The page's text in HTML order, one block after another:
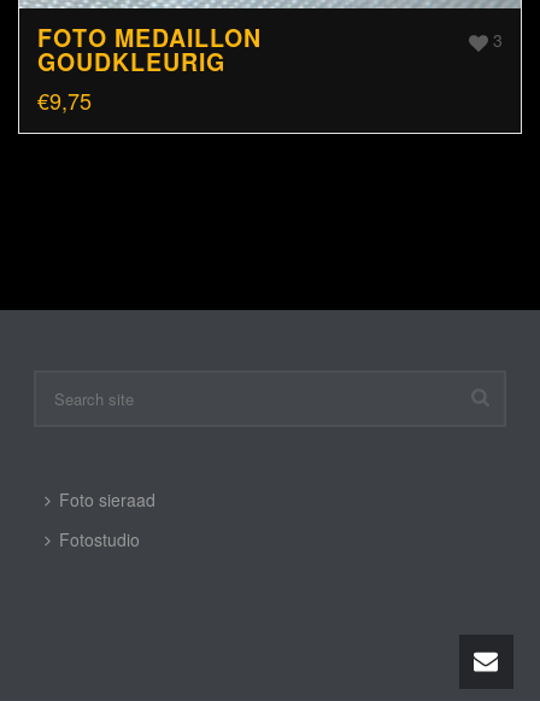
3
FOTO MEDAILLON
GOUDKLEURIG
€9,75
Foto sieraad
Fotostudio